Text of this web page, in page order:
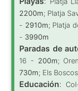
2200m; Platja
- 2910m; Platja
- 3990m
Paradas de
16 - 200m;
730m; Els
Educación: